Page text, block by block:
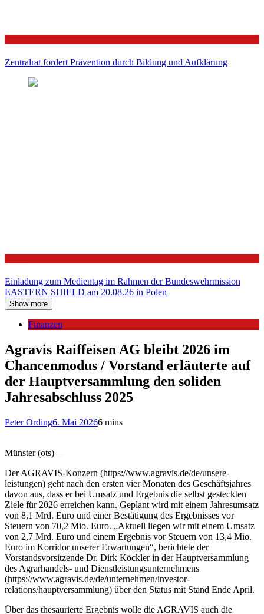
Zentralrat fordert Prävention durch Bildung und Aufklärung
Einladung zum Medientag im Rahmen der Bundeswehrmission
EASTERN SHIELD am 20.08.26 in Polen
Show more
Finanzen
Agravis Raiffeisen AG bleibt 2026 im
Chancenmodus / Vorstand erläuterte auf
der Hauptversammlung den soliden
Jahresabschluss 2025
Peter Ording6. Mai 20266 mins
Münster (ots) –
Der AGRAVIS-Konzern (https://www.agravis.de/de/unsere-
leistungen) geht nach den ersten vier Monaten des Geschäftsjahres
davon aus, dass er bei Umsatz und Ergebnis die selbst gesteckten
Ziele für 2026 erreichen kann. Geplant wird mit einem Jahresumsatz
von 8,1 Mrd. Euro und einer Bestätigung des Ergebnisses vor
Steuern von 70,2 Mio. Euro. „Aktuell liegen wir mit einem Umsatz
von 2,7 Mrd. Euro und einem Ergebnis vor Steuern von 13,4 Mio.
Euro im Korridor unserer Erwartungen“, berichtete der
Vorstandsvorsitzende Dr. Dirk Köckler in der Hauptversammlung
des Agrarhandels- und Dienstleistungsunternehmens
(https://www.agravis.de/de/unternehmen/investor-
relations/hauptversammlung) über den Status mit Stand Ende April.
Über das thesaurierte Ergebnis wolle die AGRAVIS auch die